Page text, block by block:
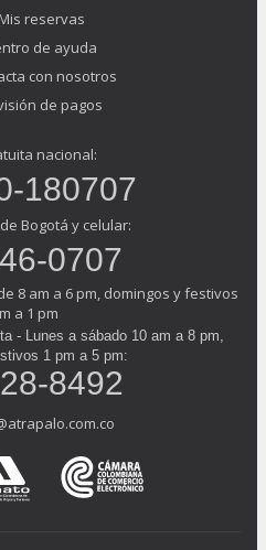
Mis reservas
de ayuda
con nosotros
de pagos
nacional:
180707
Bogotá y celular:
0707
8 am a 6 pm, domingos y festivos
a 1 pm
- Lunes a sábado 10 am a 8 pm,
1 pm a 5 pm:
8492